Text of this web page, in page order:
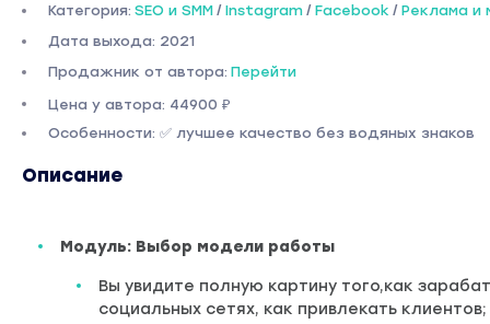
Категория: SEO и SMM / Instagram / Facebook / Реклама и
Дата выхода: 2021
Продажник от автора: Перейти
Цена у автора: 44900 ₽
Особенности: ✅ лучшее качество без водяных знаков
Описание
Модуль: Выбор модели работы
Вы увидите полную картину того,как
социальных сетях, как привлекать клиентов;